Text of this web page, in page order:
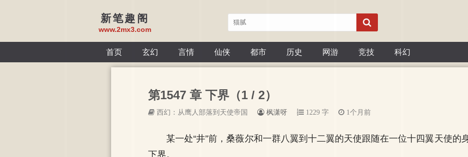
新笔趣阁
www.2mx3.com
首页 玄幻 言情 仙侠 都市 历史 网游 竞技 科幻
第1547 章 下界（1 / 2）
西幻：从鹰人部落到天使帝国 枫潇呀 1229 字 1个月前
某一处“井”前，桑薇尔和一群八翼到十二翼的天使跟随在一位十四翼天使的
下界。